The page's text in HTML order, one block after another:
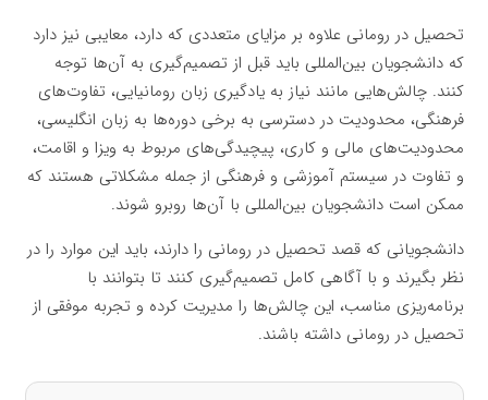
تحصیل در رومانی علاوه بر مزایای متعددی که دارد، معایبی نیز دارد
که دانشجویان بین‌المللی باید قبل از تصمیم‌گیری به آن‌ها توجه
کنند. چالش‌هایی مانند نیاز به یادگیری زبان رومانیایی، تفاوت‌های
فرهنگی، محدودیت در دسترسی به برخی دوره‌ها به زبان انگلیسی،
محدودیت‌های مالی و کاری، پیچیدگی‌های مربوط به ویزا و اقامت،
و تفاوت در سیستم آموزشی و فرهنگی از جمله مشکلاتی هستند که
ممکن است دانشجویان بین‌المللی با آن‌ها روبرو شوند.
دانشجویانی که قصد تحصیل در رومانی را دارند، باید این موارد را در
نظر بگیرند و با آگاهی کامل تصمیم‌گیری کنند تا بتوانند با
برنامه‌ریزی مناسب، این چالش‌ها را مدیریت کرده و تجربه موفقی از
تحصیل در رومانی داشته باشند.